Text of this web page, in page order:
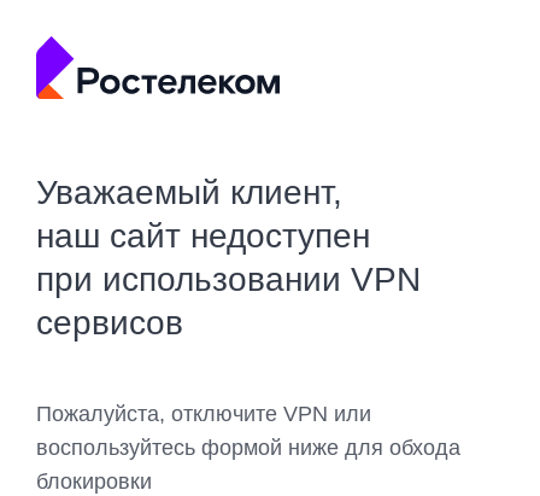
Уважаемый клиент,
наш сайт недоступен
при использовании VPN
сервисов
Пожалуйста, отключите VPN или
воспользуйтесь формой ниже для обхода
блокировки